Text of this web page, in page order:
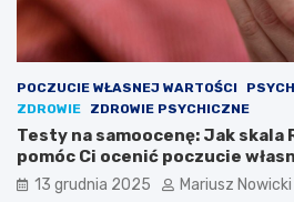
r
n
k
u
s
o
j
c
d
o
t
y
z
ą
POCZUCIE WŁASNEJ WARTOŚCI
ZDROWIE
ZDROWIE PSYCHICZNE
Testy na samoocenę: Jak skala
pomóc Ci ocenić poczucie
13 grudnia 2025 Mariusz Nowicki